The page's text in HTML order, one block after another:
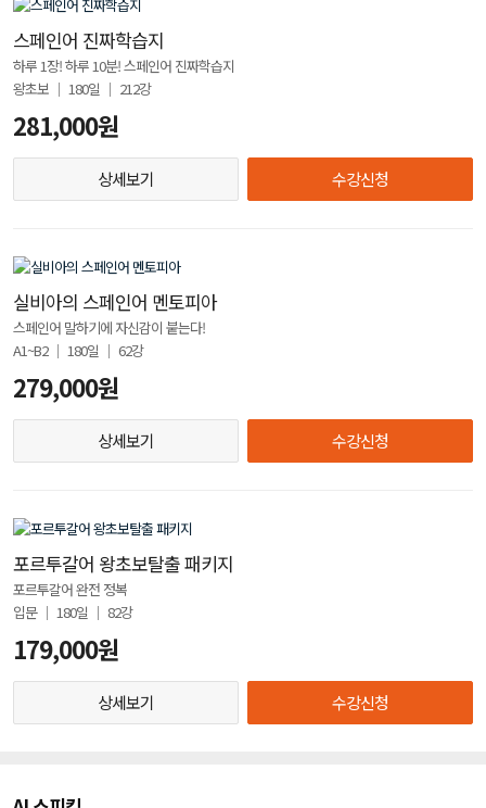
스페인어 진짜학습지
하루 1장! 하루 10분! 스페인어 진짜학습지
왕초보 │ 180일 │ 212강
281,000원
상세보기 수강신청
실비아의 스페인어 멘토피아
스페인어 말하기에 자신감이 붙는다!
A1~B2 │ 180일 │ 62강
279,000원
상세보기 수강신청
포르투갈어 왕초보탈출 패키지
포르투갈어 완전 정복
입문 │ 180일 │ 82강
179,000원
상세보기 수강신청